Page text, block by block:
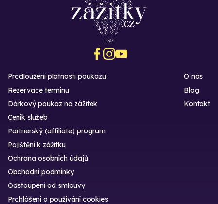
Prodloužení platnosti poukazu
Rezervace termínu
Dárkový poukaz na zážitek
O nás
Blog
Kontakt
Ceník služeb
Partnerský (affiliate) program
Pojištění k zážitku
Ochrana osobních údajů
Obchodní podmínky
Odstoupení od smlouvy
Prohlášení o používání cookies